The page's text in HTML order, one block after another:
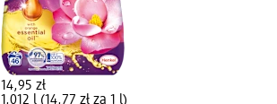
14,95 zł
1,012 l (14,77 zł za 1 l)